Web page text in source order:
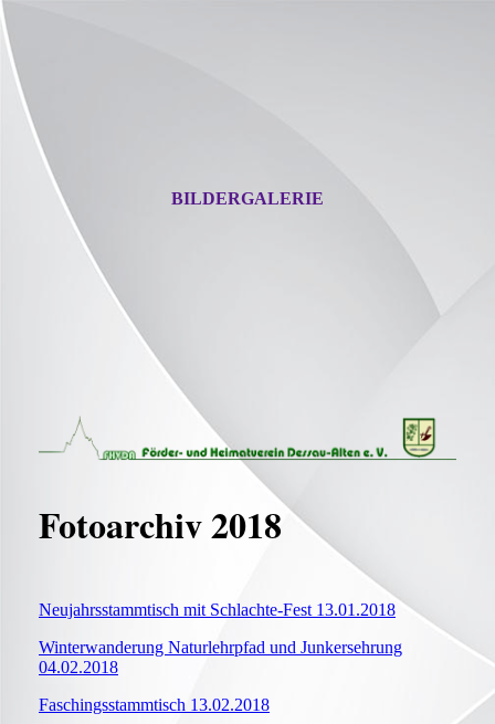
BILDERGALERIE
Fotoarchiv 2018
Neujahrsstammtisch mit Schlachte-Fest 13.01.2018
Winterwanderung Naturlehrpfad und Junkersehrung
04.02.2018
Faschingsstammtisch 13.02.2018